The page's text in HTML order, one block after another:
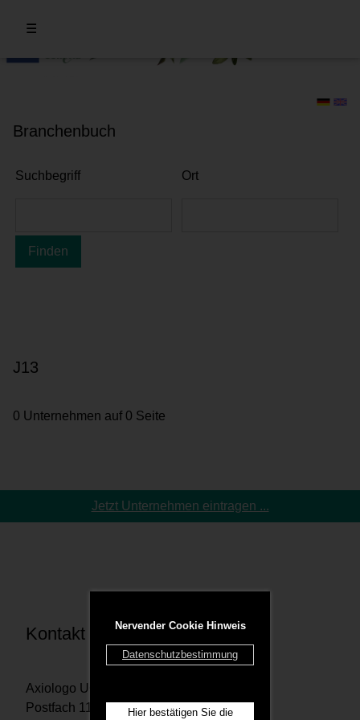
Nervender Cookie Hinweis
Datenschutzbestimmung
Hier bestätigen Sie die
☰
Branchenbuch
Suchbegriff Ort
J13
0 Unternehmen auf 0 Seite
Jetzt Unternehmen eintragen ...
Kontakt
Axiologo UG
Postfach 1167 29201 Celle